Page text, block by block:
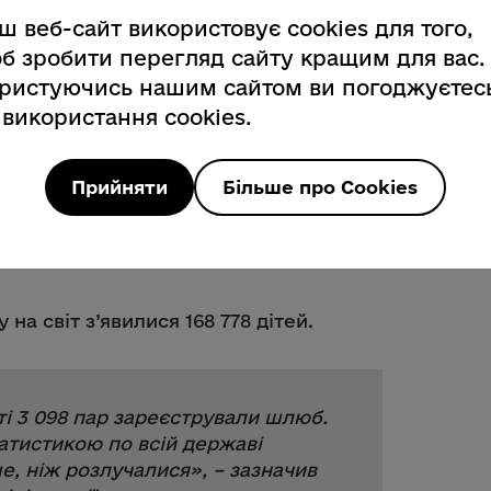
в Закарпатській області
минулого року в нашому регіоні
серед усіх регіонів, повідомив
світ з’явилися 168 778 дітей.
3 098 пар зареєстрували шлюб.
по всій державі
ніж розлучалися», – зазначив
веб-сайт використовує cookies для того,
зробити перегляд сайту кращим для вас.
нашим сайтом ви
cookies.
Прийняти Більше про Cookies